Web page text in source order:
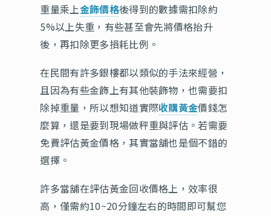
重量乘上金飾價格後得到的數據需扣除約
5%以上失重，有些甚至會先將價格抬升
後，再扣除更多損耗比例。
在民間有許多銀樓都以類似的手法來經營，
且因為有些金飾上有其他裝飾物，也需要扣
除掉重量，所以想知道實際收購黃金價錢怎
麼算，還是要到現場做秤重與評估。若需要
免費評估黃金價格，其實當舖也是個不錯的
選擇。
許多當舖在評估黃金回收價格上，效率很
高，僅需約10~20分鐘左右的時間即可幫您